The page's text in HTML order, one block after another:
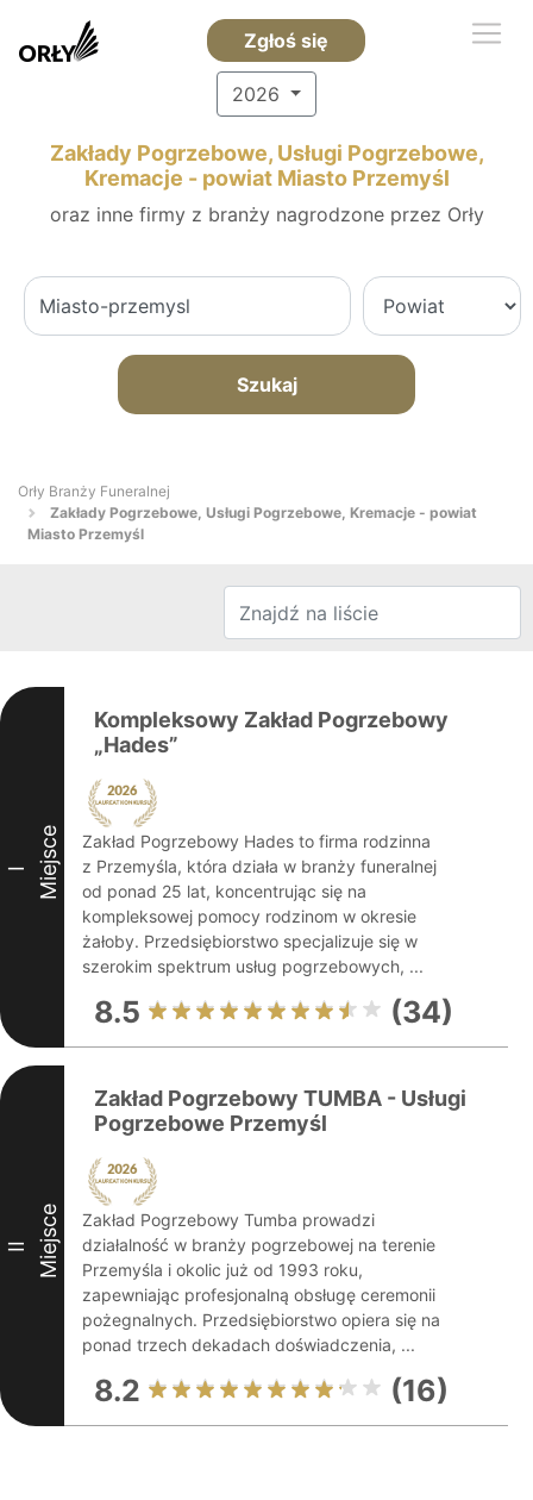
Zgłoś się
2026
Zakłady Pogrzebowe, Usługi Pogrzebowe,
Kremacje - powiat Miasto Przemyśl
oraz inne firmy z branży nagrodzone przez Orły
Szukaj
Orły Branży Funeralnej
Zakłady Pogrzebowe, Usługi Pogrzebowe, Kremacje - powiat
Miasto Przemyśl
I Miejsce
Kompleksowy Zakład Pogrzebowy
„Hades”
Zakład Pogrzebowy Hades to firma rodzinna
z Przemyśla, która działa w branży funeralnej
od ponad 25 lat, koncentrując się na
kompleksowej pomocy rodzinom w okresie
żałoby. Przedsiębiorstwo specjalizuje się w
szerokim spektrum usług pogrzebowych, ...
8.5 (34)
II Miejsce
Zakład Pogrzebowy TUMBA - Usługi
Pogrzebowe Przemyśl
Zakład Pogrzebowy Tumba prowadzi
działalność w branży pogrzebowej na terenie
Przemyśla i okolic już od 1993 roku,
zapewniając profesjonalną obsługę ceremonii
pożegnalnych. Przedsiębiorstwo opiera się na
ponad trzech dekadach doświadczenia, ...
8.2 (16)